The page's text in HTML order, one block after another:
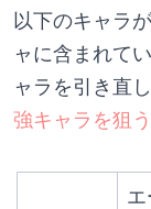
以下のキャラ
ャに含まれて
ャラを引き直
強キャラを狙う